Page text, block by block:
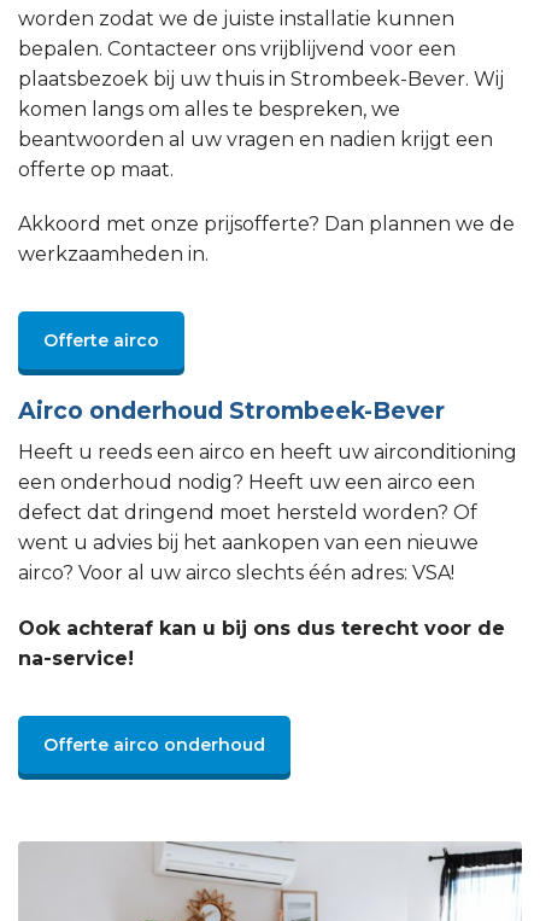
worden zodat we de juiste installatie kunnen
bepalen. Contacteer ons vrijblijvend voor een
plaatsbezoek bij uw thuis in Strombeek-Bever. Wij
komen langs om alles te bespreken, we
beantwoorden al uw vragen en nadien krijgt een
offerte op maat.
Akkoord met onze prijsofferte? Dan plannen we de
werkzaamheden in.
Offerte airco
Airco onderhoud Strombeek-Bever
Heeft u reeds een airco en heeft uw airconditioning
een onderhoud nodig? Heeft uw een airco een
defect dat dringend moet hersteld worden? Of
went u advies bij het aankopen van een nieuwe
airco? Voor al uw airco slechts één adres: VSA!
Ook achteraf kan u bij ons dus terecht voor de
na-service!
Offerte airco onderhoud